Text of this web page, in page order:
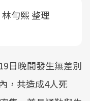
林勻熙 整理
日晚間發生無差別
，共造成4人死